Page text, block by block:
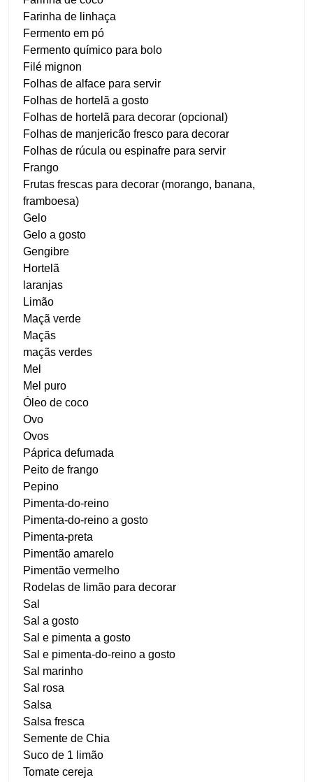
Farinha de linhaça
Fermento em pó
Fermento químico para bolo
Filé mignon
Folhas de alface para servir
Folhas de hortelã a gosto
Folhas de hortelã para decorar (opcional)
Folhas de manjericão fresco para decorar
Folhas de rúcula ou espinafre para servir
Frango
Frutas frescas para decorar (morango, banana,
framboesa)
Gelo
Gelo a gosto
Gengibre
Hortelã
laranjas
Limão
Maçã verde
Maçãs
maçãs verdes
Mel
Mel puro
Óleo de coco
Ovo
Ovos
Páprica defumada
Peito de frango
Pepino
Pimenta-do-reino
Pimenta-do-reino a gosto
Pimenta-preta
Pimentão amarelo
Pimentão vermelho
Rodelas de limão para decorar
Sal
Sal a gosto
Sal e pimenta a gosto
Sal e pimenta-do-reino a gosto
Sal marinho
Sal rosa
Salsa
Salsa fresca
Semente de Chia
Suco de 1 limão
Tomate cereja